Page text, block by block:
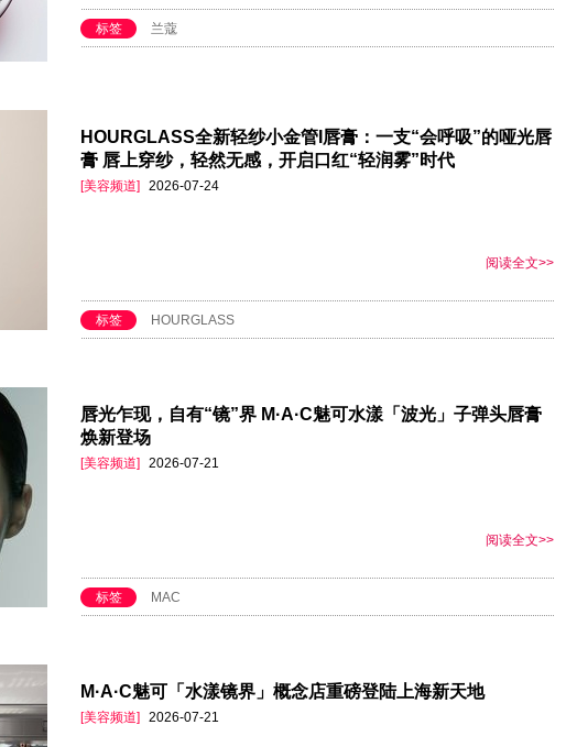
标签 兰蔻
HOURGLASS全新轻纱小金管I唇膏：一支“会呼吸”的哑光唇
膏 唇上穿纱，轻然无感，开启口红“轻润雾”时代
[美容频道] 2026-07-24
阅读全文>>
标签 HOURGLASS
唇光乍现，自有“镜”界 M·A·C魅可水漾「波光」子弹头唇膏
焕新登场
[美容频道] 2026-07-21
阅读全文>>
标签 MAC
M·A·C魅可「水漾镜界」概念店重磅登陆上海新天地
[美容频道] 2026-07-21